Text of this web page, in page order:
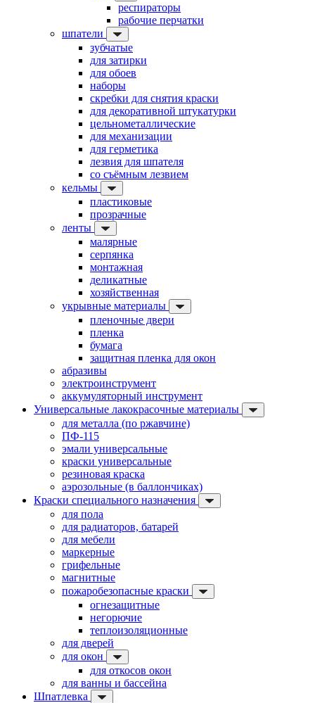
респираторы
рабочие перчатки
шпатели
зубчатые
для затирки
для обоев
наборы
скребки для снятия краски
для декоративной штукатурки
цельнометаллические
для механизации
для герметика
лезвия для шпателя
со съёмным лезвием
кельмы
пластиковые
прозрачные
ленты
малярные
серпянка
монтажная
деликатные
хозяйственная
укрывные материалы
пленочные двери
пленка
бумага
защитная пленка для окон
абразивы
электроинструмент
аккумуляторный инструмент
Универсальные лакокрасочные материалы
для металла (по ржавчине)
ПФ-115
эмали универсальные
краски универсальные
резиновая краска
аэрозольные (в баллончиках)
Краски специального назначения
для пола
для радиаторов, батарей
для мебели
маркерные
грифельные
магнитные
пожаробезопасные краски
огнезащитные
негорючие
теплоизоляционные
для дверей
для окон
для откосов окон
для ванны и бассейна
Шпатлевка